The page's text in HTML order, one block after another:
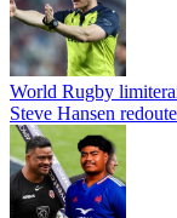
World Rugby
Steve Hansen